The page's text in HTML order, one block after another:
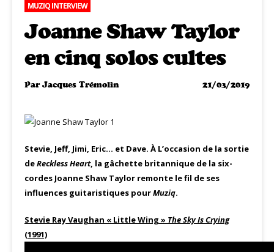
MUZIQ INTERVIEW
Joanne Shaw Taylor
en cinq solos cultes
ParJacques Trémolin 21/03/2019
Stevie, Jeff, Jimi, Eric… et Dave. À L’occasion de la sortie
deReckless Heart, la gâchette britannique de la six-
cordes Joanne Shaw Taylor remonte le fil de ses
influences guitaristiques pourMuziq.
Stevie Ray Vaughan « Little Wing » The Sky Is Crying
(1991)